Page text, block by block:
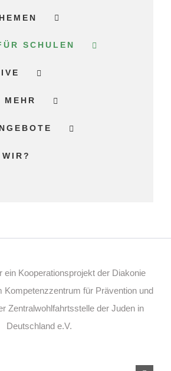
SCHULEN
MEHR
ein Kooperationsprojekt der Diakonie
Kompetenzzentrum für Prävention und
Zentralwohlfahrtsstelle der Juden in
Deutschland e.V.